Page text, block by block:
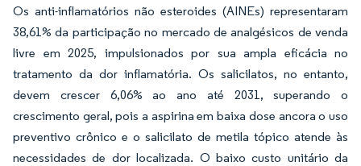
Os anti-inflamatórios não esteroides (AINEs) representaram
38,61% da participação no mercado de analgésicos de venda
livre em 2025, impulsionados por sua ampla eficácia no
tratamento da dor inflamatória. Os salicilatos, no entanto,
devem crescer 6,06% ao ano até 2031, superando o
crescimento geral, pois a aspirina em baixa dose ancora o uso
preventivo crônico e o salicilato de metila tópico atende às
necessidades de dor localizada. O baixo custo unitário da